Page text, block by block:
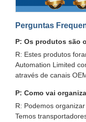
Perguntas
P: Os produtos são
R: Estes produtos
Automation Limited
através de canais
P: Como vai
R: Podemos
Temos